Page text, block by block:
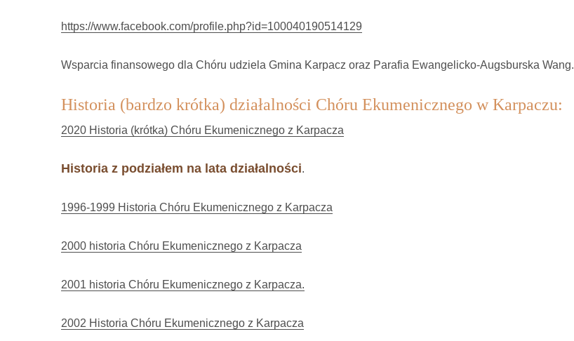
https://www.facebook.com/profile.php?id=100040190514129
Wsparcia finansowego dla Chóru udziela Gmina Karpacz oraz Parafia Ewangelicko-Augsburska Wang.
Historia (bardzo krótka) działalności Chóru Ekumenicznego w Karpaczu:
2020 Historia (krótka) Chóru Ekumenicznego z Karpacza
Historia z podziałem na lata działalności.
1996-1999 Historia Chóru Ekumenicznego z Karpacza
2000 historia Chóru Ekumenicznego z Karpacza
2001 historia Chóru Ekumenicznego z Karpacza.
2002 Historia Chóru Ekumenicznego z Karpacza